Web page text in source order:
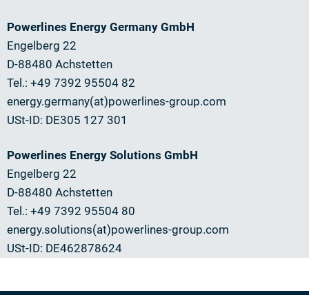
Powerlines Energy Germany GmbH
Engelberg 22
D-88480 Achstetten
Tel.: +49 7392 95504 82
energy.germany(at)powerlines-group.com
USt-ID: DE305 127 301
Powerlines Energy Solutions GmbH
Engelberg 22
D-88480 Achstetten
Tel.: +49 7392 95504 80
energy.solutions(at)powerlines-group.com
USt-ID: DE462878624